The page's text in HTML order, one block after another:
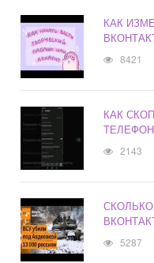
КАК
8421
КАК
2143
5287